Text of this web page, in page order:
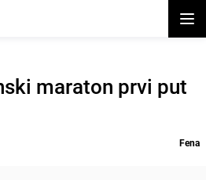
maraton prvi put
Fena